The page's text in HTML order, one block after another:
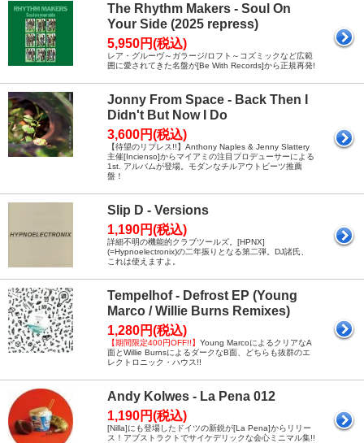
The Rhythm Makers - Soul On
Your Side (2025 repress)
5,950円(税込)
レア・グルーヴ～ガラージ/ロフト～コズミックなど広範
囲に愛されてきた名盤が[Be With Records]から正規再発!
Jonny From Space - Back Then I
Didn't But Now I Do
3,600円(税込)
【待望のリプレス!!】Anthony Naples & Jenny Slattery
主催[Incienso]からマイアミの注目プロデューサーによる
1st. アルバムが登場。モダンなチルアウトビーツ推薦
盤！
Slip D - Versions
1,190円(税込)
詳細不明の機能的クラブツールズ。[HPNX]
(=Hypnoelectronix)の二年振りとなる第二弾。DJ諸氏、
これは使えますよ。
Tempelhof - Defrost EP (Young
Marco / Willie Burns Remixes)
1,280円(税込)
【期間限定400円OFF!!】 Young MarcoによるクリアなA
面とWillie BurnsによるダークなB面、どちらも抜群のエ
レクトロニック・ハウス!!
Andy Kolwes - La Pena 012
1,190円(税込)
[Nilla]にも登場したドイツの新鋭が[La Pena]からリリー
ス！アブストラクトでサイケデリックな会心ミニマル集!!